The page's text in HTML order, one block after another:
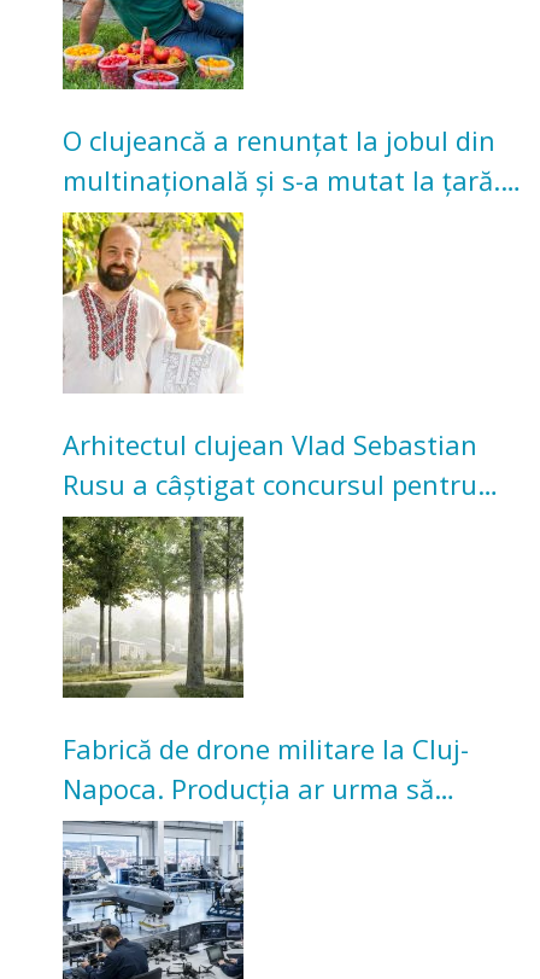
O clujeancă a renunțat la jobul din
multinațională și s-a mutat la țară.
Acum cultivă legume în grădina
bunicilor
Arhitectul clujean Vlad Sebastian
Rusu a câștigat concursul pentru
transformarea Grădinii Casei
Universitarilor
Fabrică de drone militare la Cluj-
Napoca. Producția ar urma să
înceapă în toamna acestui an